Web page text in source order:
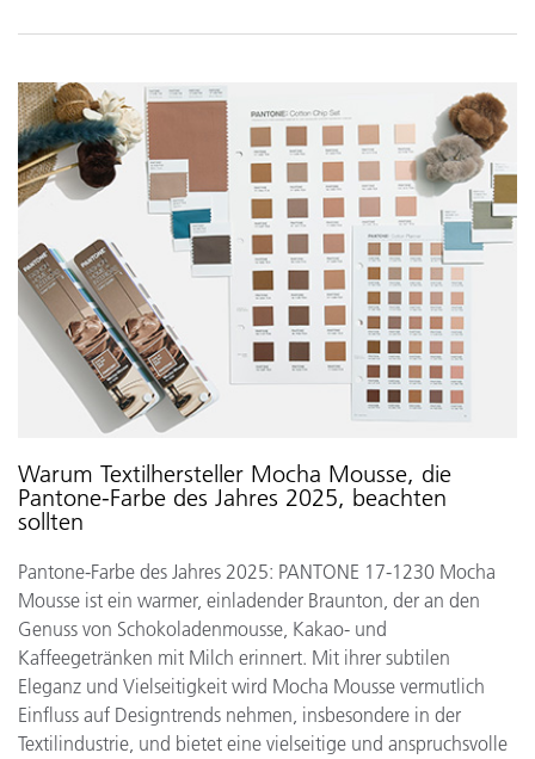
Warum Textilhersteller Mocha Mousse, die
Pantone-Farbe des Jahres 2025, beachten
sollten
Pantone-Farbe des Jahres 2025: PANTONE 17-1230 Mocha
Mousse ist ein warmer, einladender Braunton, der an den
Genuss von Schokoladenmousse, Kakao- und
Kaffeegetränken mit Milch erinnert. Mit ihrer subtilen
Eleganz und Vielseitigkeit wird Mocha Mousse vermutlich
Einfluss auf Designtrends nehmen, insbesondere in der
Textilindustrie, und bietet eine vielseitige und anspruchsvolle